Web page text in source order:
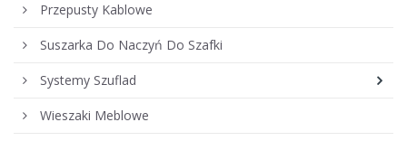
Przepusty Kablowe
Suszarka Do Naczyń Do Szafki
Systemy Szuflad
Wieszaki Meblowe